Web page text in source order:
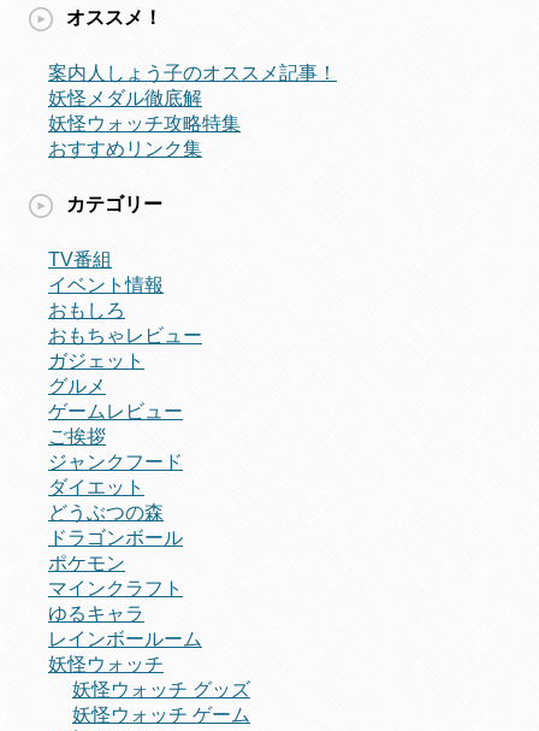
オススメ！
案内人しょう子のオススメ記事！
妖怪メダル徹底解
妖怪ウォッチ攻略特集
おすすめリンク集
カテゴリー
TV番組
イベント情報
おもしろ
おもちゃレビュー
ガジェット
グルメ
ゲームレビュー
ご挨拶
ジャンクフード
ダイエット
どうぶつの森
ドラゴンボール
ポケモン
マインクラフト
ゆるキャラ
レインボールーム
妖怪ウォッチ
妖怪ウォッチ グッズ
妖怪ウォッチ ゲーム